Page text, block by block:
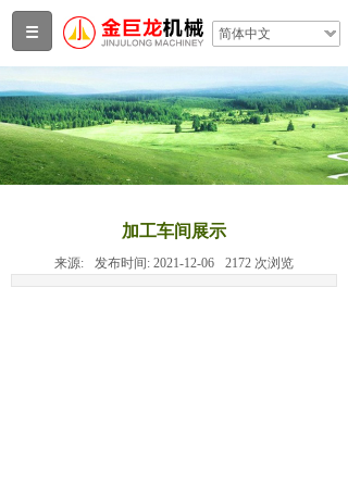
简体中文
加工车间展示
来源: 发布时间: 2021-12-06 2172 次浏览